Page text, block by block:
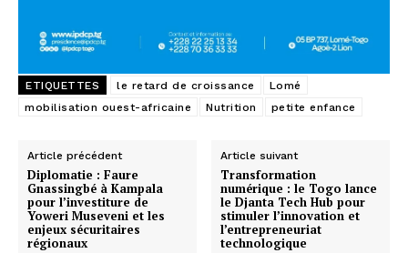
ETIQUETTES le retard de croissance
Lomé
mobilisation ouest-africaine
Nutrition petite enfance
Article précédent
Diplomatie : Faure
Gnassingbé à Kampala
pour l’investiture de
Yoweri Museveni et les
enjeux sécuritaires
régionaux
Article suivant
Transformation
numérique : le Togo lance
le Djanta Tech Hub pour
stimuler l’innovation et
l’entrepreneuriat
technologique